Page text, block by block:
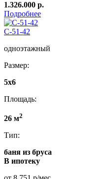
1.326.000 р.
Подробнее
C-51-42
одноэтажный
Размер:
5х6
Площадь:
26 м2
Тип:
баня из бруса
В ипотеку